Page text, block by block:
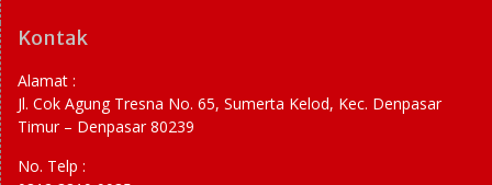
Kontak
Alamat :
Jl. Cok Agung Tresna No. 65, Sumerta Kelod, Kec. Denpasar
Timur – Denpasar 80239
No. Telp :